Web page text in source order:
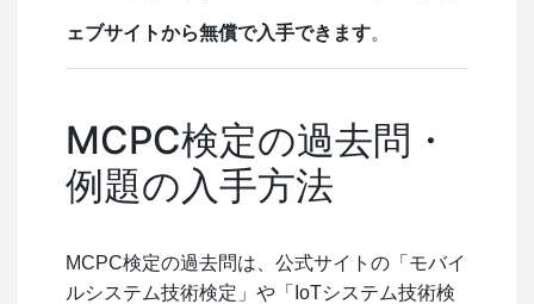
ェブサイトから無償で入手できます。
MCPC検定の過去問・
例題の入手方法
MCPC検定の過去問は、公式サイトの「モバイ
ルシステム技術検定」や「IoTシステム技術検